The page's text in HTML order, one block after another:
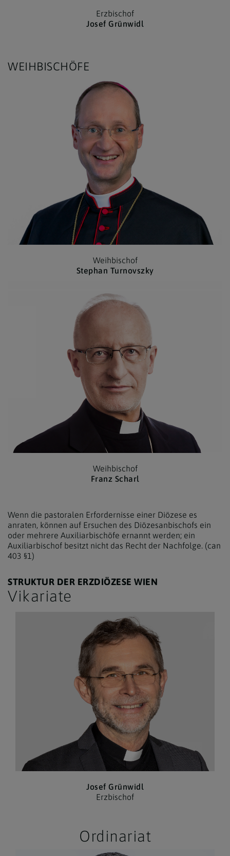
Erzbischof
Josef Grünwidl
WEIHBISCHÖFE
Weihbischof
Stephan Turnovszky
Weihbischof
Franz Scharl
Wenn die pastoralen Erfordernisse einer Diözese es
anraten, können auf Ersuchen des Diözesanbischofs ein
oder mehrere Auxiliarbischöfe ernannt werden; ein
Auxiliarbischof besitzt nicht das Recht der Nachfolge. (can
403 §1)
STRUKTUR DER ERZDIÖZESE WIEN
Vikariate
Josef Grünwidl
Erzbischof
Ordinariat